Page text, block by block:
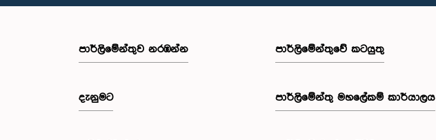
පාර්ලි‌මේන්තුව නරඹන්න
දැනුමට
පාර්ලිමේන්තුවේ කටයුතු
පාර්ලිමේන්තු මහලේකම් කාර්යාලය